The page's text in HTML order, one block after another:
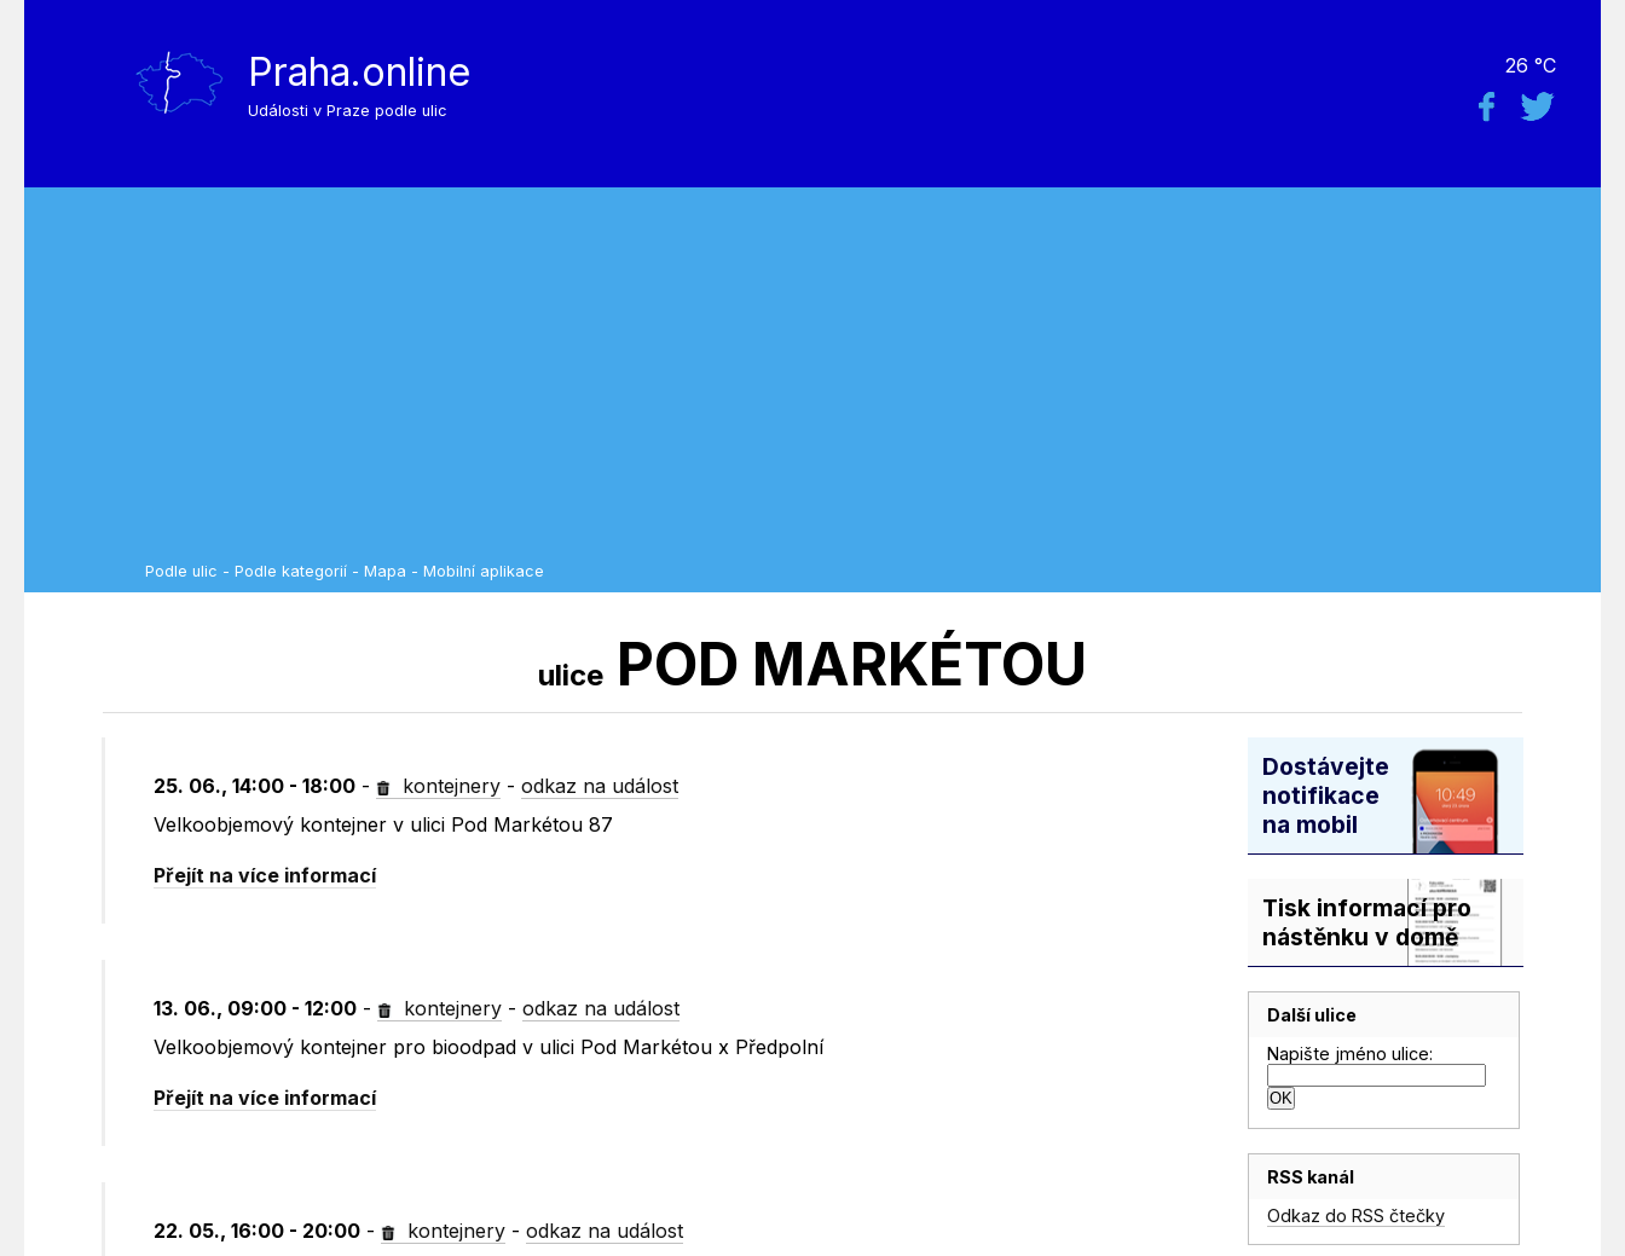
Praha.online
Události v Praze podle ulic
26 °C
Podle ulic - Podle kategorií - Mapa - Mobilní aplikace
ulice POD MARKÉTOU
25. 06., 14:00 - 18:00 - kontejnery -odkaz na událost
Velkoobjemový kontejner v ulici Pod Markétou 87
Přejít na více informací
13. 06., 09:00 - 12:00 - kontejnery -odkaz na událost
Velkoobjemový kontejner pro bioodpad v ulici Pod Markétou x Předpolní
Přejít na více informací
22. 05., 16:00 - 20:00 - kontejnery -odkaz na událost
Dostávejte
notifikace
na mobil
Tisk informací pro
nástěnku v domě
Další ulice
Napište jméno ulice:
RSS kanál
Odkaz do RSS čtečky